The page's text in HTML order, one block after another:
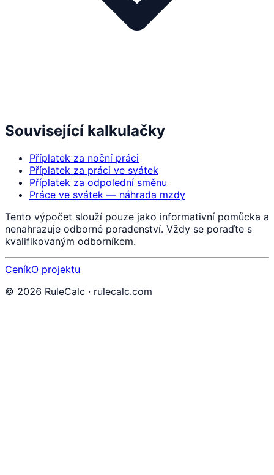
Související kalkulačky
Příplatek za noční práci
Příplatek za práci ve svátek
Příplatek za odpolední směnu
Práce ve svátek — náhrada mzdy
Tento výpočet slouží pouze jako informativní pomůcka a
nenahrazuje odborné poradenství. Vždy se poraďte s
kvalifikovaným odborníkem.
CeníkO projektu
© 2026 RuleCalc · rulecalc.com